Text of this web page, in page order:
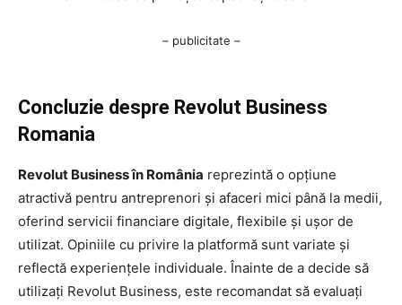
– publicitate –
Concluzie despre Revolut Business
Romania
Revolut Business în România reprezintă o opțiune
atractivă pentru antreprenori și afaceri mici până la medii,
oferind servicii financiare digitale, flexibile și ușor de
utilizat. Opiniile cu privire la platformă sunt variate și
reflectă experiențele individuale. Înainte de a decide să
utilizați Revolut Business, este recomandat să evaluați